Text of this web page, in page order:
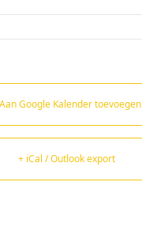
Google Kalender toevoegen
+ iCal / Outlook export